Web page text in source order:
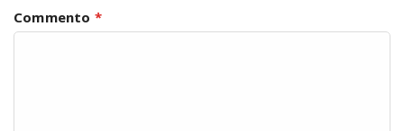
Commento *